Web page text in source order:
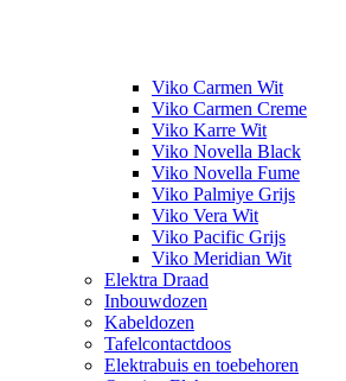
Viko Carmen Wit
Viko Carmen Creme
Viko Karre Wit
Viko Novella Black
Viko Novella Fume
Viko Palmiye Grijs
Viko Vera Wit
Viko Pacific Grijs
Viko Meridian Wit
Elektra Draad
Inbouwdozen
Kabeldozen
Tafelcontactdoos
Elektrabuis en toebehoren